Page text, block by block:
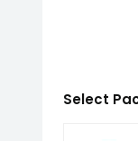
Select